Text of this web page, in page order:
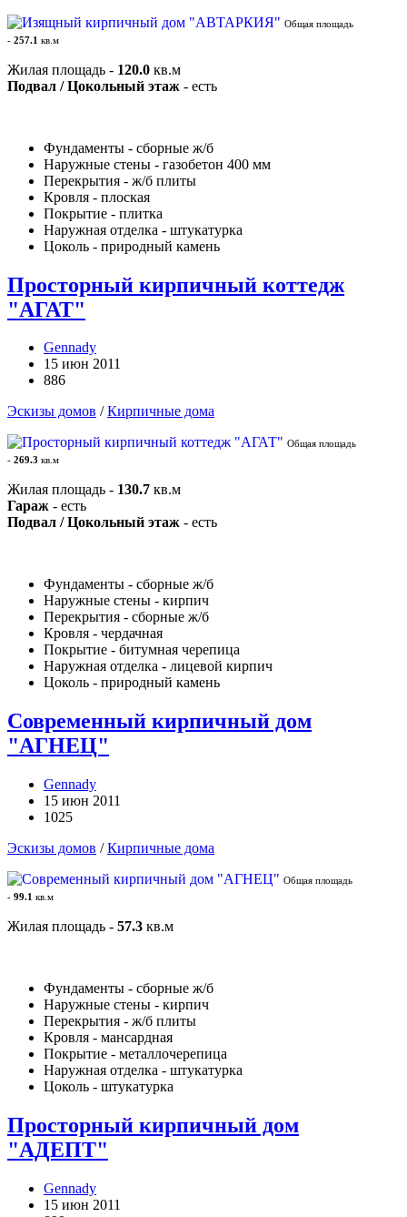
Общая площадь
- 257.1 кв.м
Жилая площадь - 120.0 кв.м
Подвал / Цокольный этаж - есть
Фундаменты - сборные ж/б
Наружные стены - газобетон 400 мм
Перекрытия - ж/б плиты
Кровля - плоская
Покрытие - плитка
Наружная отделка - штукатурка
Цоколь - природный камень
Просторный кирпичный коттедж
"АГАТ"
Gennady
15 июн 2011
886
Эскизы домов /Кирпичные дома
Общая площадь
- 269.3 кв.м
Жилая площадь - 130.7 кв.м
Гараж - есть
Подвал / Цокольный этаж - есть
Фундаменты - сборные ж/б
Наружные стены - кирпич
Перекрытия - сборные ж/б
Кровля - чердачная
Покрытие - битумная черепица
Наружная отделка - лицевой кирпич
Цоколь - природный камень
Современный кирпичный дом
"АГНЕЦ"
Gennady
15 июн 2011
1025
Эскизы домов /Кирпичные дома
Общая площадь
- 99.1 кв.м
Жилая площадь - 57.3 кв.м
Фундаменты - сборные ж/б
Наружные стены - кирпич
Перекрытия - ж/б плиты
Кровля - мансардная
Покрытие - металлочерепица
Наружная отделка - штукатурка
Цоколь - штукатурка
Просторный кирпичный дом
"АДЕПТ"
Gennady
15 июн 2011